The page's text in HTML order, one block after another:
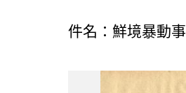
件名：鮮境暴動事